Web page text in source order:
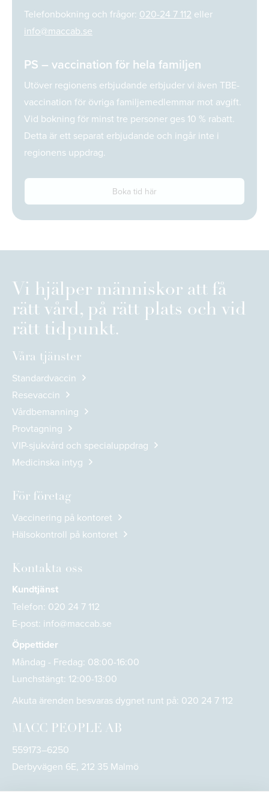
Telefonbokning och frågor: 020-24 7 112 eller
info@maccab.se
PS – vaccination för hela familjen
Utöver regionens erbjudande erbjuder vi även TBE-
vaccination för övriga familjemedlemmar mot avgift.
Vid bokning för minst tre personer ges 10 % rabatt.
Detta är ett separat erbjudande och ingår inte i
regionens uppdrag.
Boka tid här
Vi hjälper människor att få
rätt vård, på rätt plats och vid
rätt tidpunkt.
Våra tjänster
Standardvaccin
Resevaccin
Vårdbemanning
Provtagning
VIP-sjukvård och specialuppdrag
Medicinska intyg
För företag
Vaccinering på kontoret
Hälsokontroll på kontoret
Kontakta oss
Kundtjänst
Telefon: 020 24 7 112
E-post: info@maccab.se
Öppettider
Måndag - Fredag: 08:00-16:00
Lunchstängt: 12:00-13:00
Akuta ärenden besvaras dygnet runt på: 020 24 7 112
MACC PEOPLE AB
559173–6250
Derbyvägen 6E, 212 35 Malmö